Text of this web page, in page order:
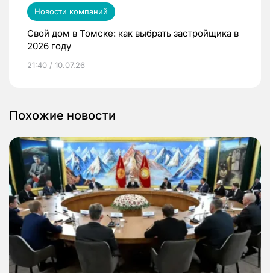
Новости компаний
Свой дом в Томске: как выбрать застройщика в
2026 году
21:40 / 10.07.26
Похожие новости